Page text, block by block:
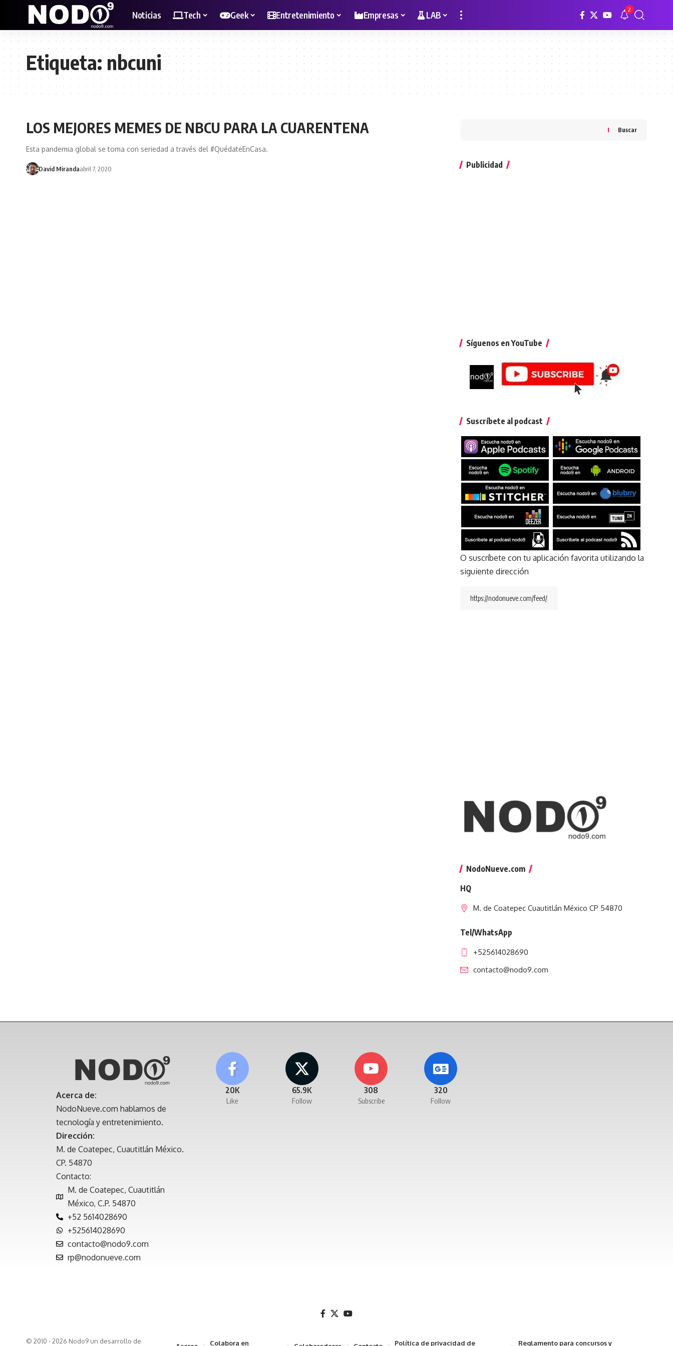
Noticias Tech Geek Entretenimiento Empresas LAB 2
Etiqueta: nbcuni
LOS MEJORES MEMES DE NBCU PARA LA CUARENTENA
Esta pandemia global se toma con seriedad a través del #QuédateEnCasa.
David Mirandaabril 7, 2020
Buscar
Publicidad
Síguenos en YouTube
Suscríbete al podcast
O suscríbete con tu aplicación favorita utilizando la
siguiente dirección
NodoNueve.com
HQ
M. de Coatepec Cuautitlán México CP 54870
Tel/WhatsApp
+525614028690
contacto@nodo9.com
Acerca de:
NodoNueve.com hablamos de
tecnología y entretenimiento.
Dirección:
M. de Coatepec, Cuautitlán México.
CP. 54870
Contacto:
M. de Coatepec, Cuautitlán
México, C.P. 54870
+52 5614028690
+525614028690
contacto@nodo9.com
rp@nodonueve.com
20K
Like
65.9K
Follow
308
Subscribe
320
Follow
© 2010 - 2026 Nodo9 un desarrollo de
Colabora en
Política de privacidad de
Reglamento para concursos y